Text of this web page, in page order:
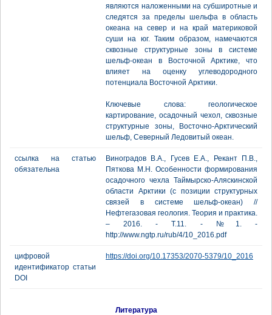
являются наложенными на субширотные и
следятся за пределы шельфа в область
океана на север и на край материковой
суши на юг. Таким образом, намечаются
сквозные структурные зоны в системе
шельф-океан в Восточной Арктике, что
влияет на оценку углеводородного
потенциала Восточной Арктики.
Ключевые слова: геологическое
картирование, осадочный чехол, сквозные
структурные зоны, Восточно-Арктический
шельф, Северный Ледовитый океан.
ссылка на статью
обязательна
Виноградов В.А., Гусев Е.А., Рекант П.В.,
Пяткова М.Н. Особенности формирования
осадочного чехла Таймырско-Аляскинской
области Арктики (с позиции структурных
связей в системе шельф-океан) //
Нефтегазовая геология. Теория и практика.
– 2016. - Т.11. - №1. -
http://www.ngtp.ru/rub/4/10_2016.pdf
цифровой
идентификатор статьи
DOI
https://doi.org/10.17353/2070-5379/10_2016
Литература